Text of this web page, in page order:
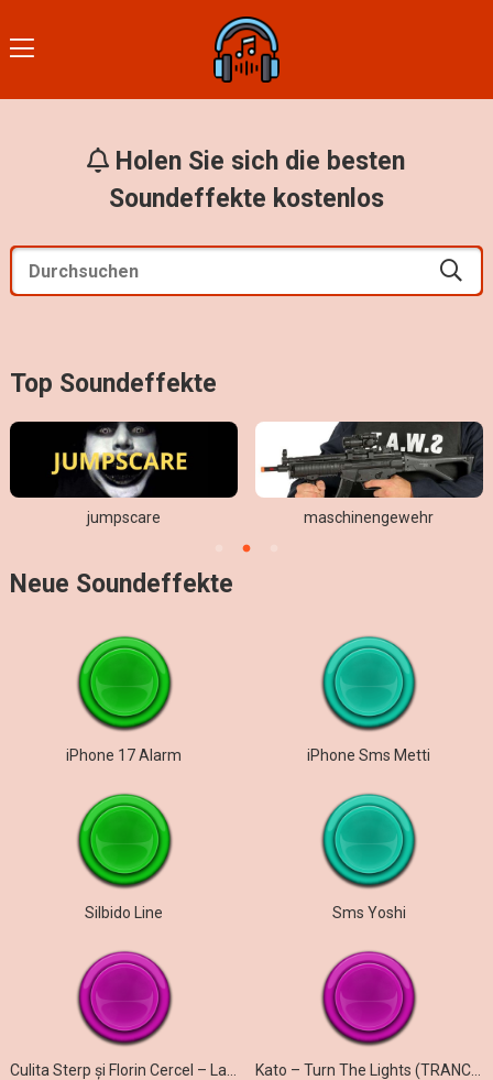
Holen Sie sich die besten
Soundeffekte kostenlos
Top Soundeffekte
jumpscare maschinengewehr
Neue Soundeffekte
iPhone 17 Alarm iPhone Sms Metti
Silbido Line Sms Yoshi
Kato – Turn The Lights (TRANCE COVER)